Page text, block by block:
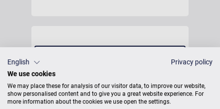
English
Privacy policy
We use cookies
We may place these for analysis of our visitor data, to improve our website,
show personalised content and to give you a great website experience. For
more information about the cookies we use open the settings.